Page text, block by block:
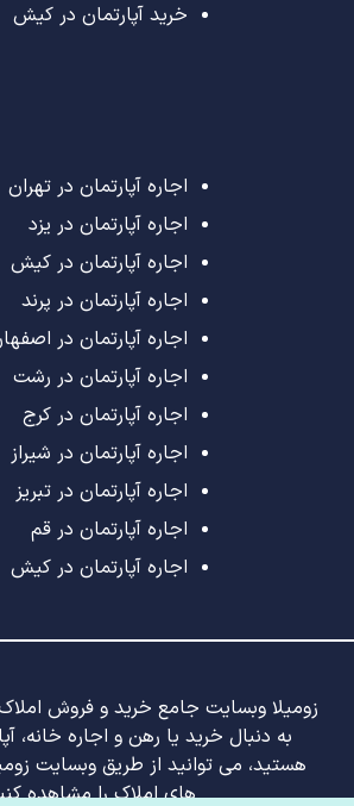
خرید آپارتمان در کیش
اجاره آپارتمان در تهران
اجاره آپارتمان در یزد
اجاره آپارتمان در کیش
اجاره آپارتمان در پرند
اجاره آپارتمان در
اجاره آپارتمان در رشت
اجاره آپارتمان در کرج
اجاره آپارتمان در شیراز
اجاره آپارتمان در تبریز
اجاره آپارتمان در قم
اجاره آپارتمان در کیش
زومیلا وبسایت جامع خرید و فروش
به دنبال خرید یا رهن و اجاره خانه،
هستید، می توانید از طریق وبسایت
های املاک را مشاهده